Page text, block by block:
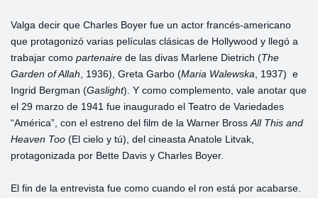
Valga decir que Charles Boyer fue un actor francés-americano
que protagonizó varias películas clásicas de Hollywood y llegó a
trabajar como partenaire de las divas Marlene Dietrich (The
Garden of Allah , 1936), Greta Garbo (Maria Walewska , 1937) e
Ingrid Bergman (Gaslight). Y como complemento, vale anotar que
el 29 marzo de 1941 fue inaugurado el Teatro de Variedades
“América”, con el estreno del film de la Warner Bross All This and
Heaven Too (El cielo y tú), del cineasta Anatole Litvak,
protagonizada por Bette Davis y Charles Boyer.
El fin de la entrevista fue como cuando el ron está por acabarse.